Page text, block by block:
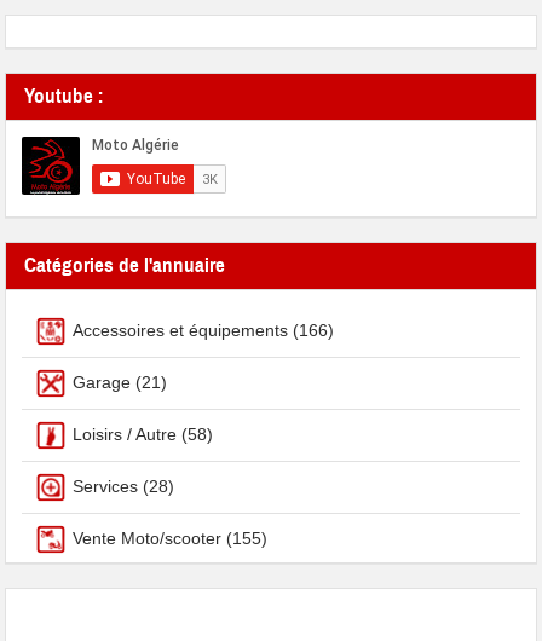
Youtube :
Catégories de l'annuaire
Accessoires et équipements (166)
Garage (21)
Loisirs / Autre (58)
Services (28)
Vente Moto/scooter (155)